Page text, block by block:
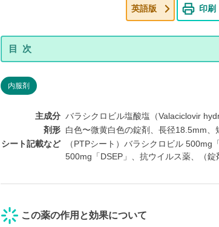
英語版 印刷
内服剤
主成分 バラシクロビル塩酸塩（Valaciclovir
剤形 白色〜微黄白色の錠剤、長径18.5mm
シート記載など
（PTPシート）バラシクロビル 500mg
500mg「DSEP」、抗ウイルス薬、（
この薬の作用と効果について